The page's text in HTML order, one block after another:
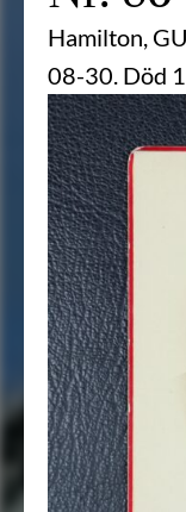
Hamilton,
08-30. Död